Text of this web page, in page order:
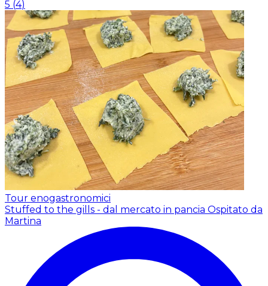
5 (4)
Tour enogastronomici
Stuffed to the gills - dal mercato in pancia Ospitato da
Martina